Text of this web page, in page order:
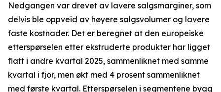
Nedgangen var drevet av lavere salgsmarginer, som
delvis ble oppveid av høyere salgsvolumer og lavere
faste kostnader. Det er beregnet at den europeiske
etterspørselen etter ekstruderte produkter har ligget
flatt i andre kvartal 2025, sammenliknet med samme
kvartal i fjor, men økt med 4 prosent sammenliknet
med første kvartal. Etterspørselen i segmentene bygg